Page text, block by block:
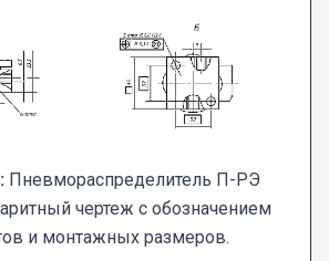
Пневмораспределитель П-РЭ
чертеж с обозначением
и монтажных размеров.